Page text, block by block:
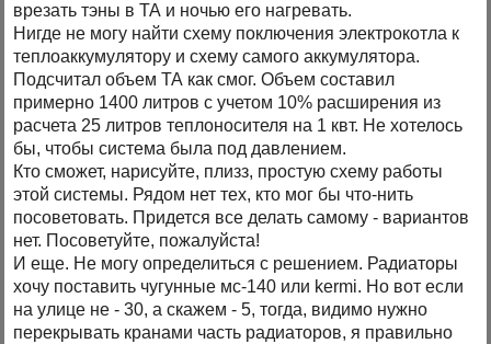
врезать тэны в ТА и ночью его нагревать.
Нигде не могу найти схему поключения электрокотла к
теплоаккумулятору и схему самого аккумулятора.
Подсчитал объем ТА как смог. Объем составил
примерно 1400 литров с учетом 10% расширения из
расчета 25 литров теплоносителя на 1 квт. Не хотелось
бы, чтобы система была под давлением.
Кто сможет, нарисуйте, плизз, простую схему работы
этой системы. Рядом нет тех, кто мог бы что-нить
посоветовать. Придется все делать самому - вариантов
нет. Посоветуйте, пожалуйста!
И еще. Не могу определиться с решением. Радиаторы
хочу поставить чугунные мс-140 или kermi. Но вот если
на улице не - 30, а скажем - 5, тогда, видимо нужно
перекрывать кранами часть радиаторов, я правильно